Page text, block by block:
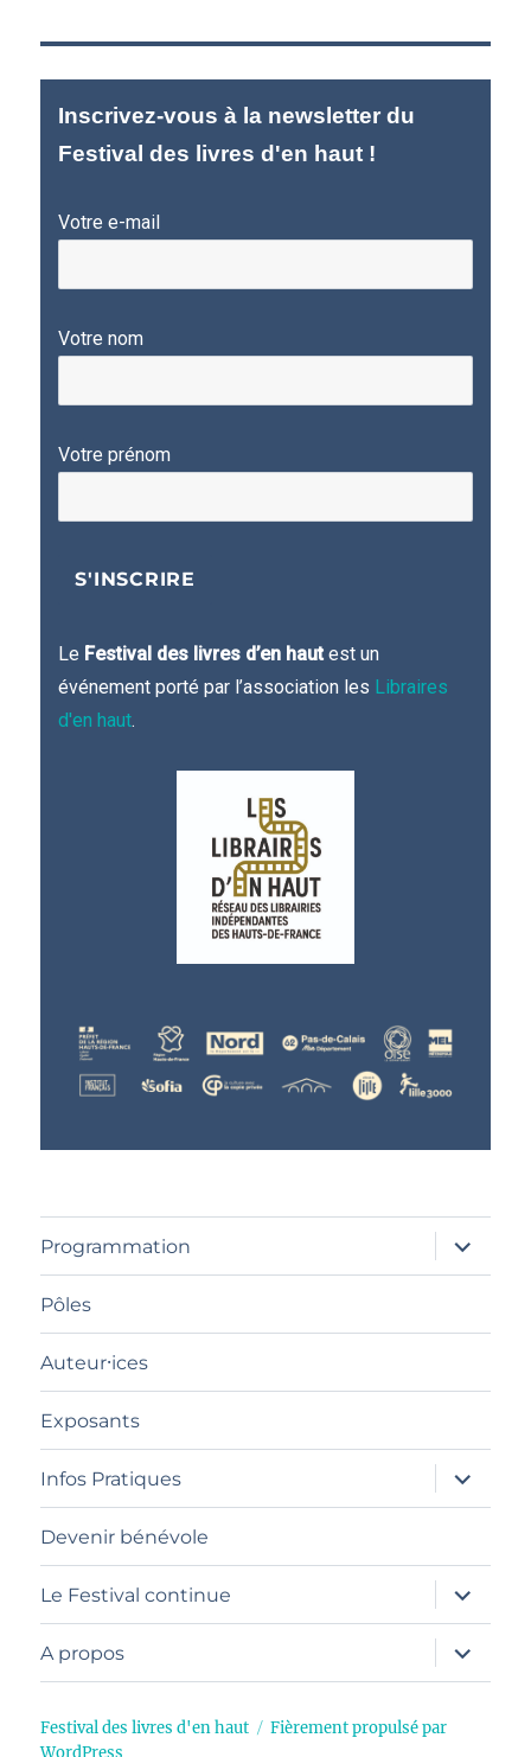
Inscrivez-vous à la newsletter du
Festival des livres d'en haut !
Votre e-mail
Votre nom
Votre prénom
Le Festival des livres d’en hautest un
événement porté par l’association les Libraires
d'en haut.
Programmation
ouvrir
le
sous-
Pôles
Auteur⸱ices
Exposants
Infos Pratiques
ouvrir
le
sous-
Devenir bénévole
Le Festival continue
ouvrir
le
sous-
menu
A propos
ouvrir
le
sous-
Festival des livres d'en haut
Fièrement propulsé par